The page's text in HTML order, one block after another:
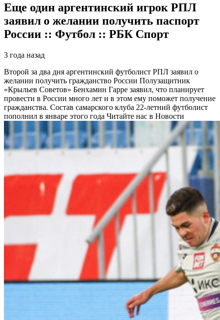
Еще один аргентинский игрок РПЛ
заявил о желании получить паспорт
России :: Футбол :: РБК Спорт
3 года назад
Второй за два дня аргентинский футболист РПЛ заявил о
желании получить гражданство России Полузащитник
«Крыльев Советов» Бенхамин Гарре заявил, что планирует
провести в России много лет и в этом ему поможет получение
гражданства. Состав самарского клуба 22-летний футболист
пополнил в январе этого года Читайте нас в Новости